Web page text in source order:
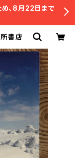
、8月22日まで
書店